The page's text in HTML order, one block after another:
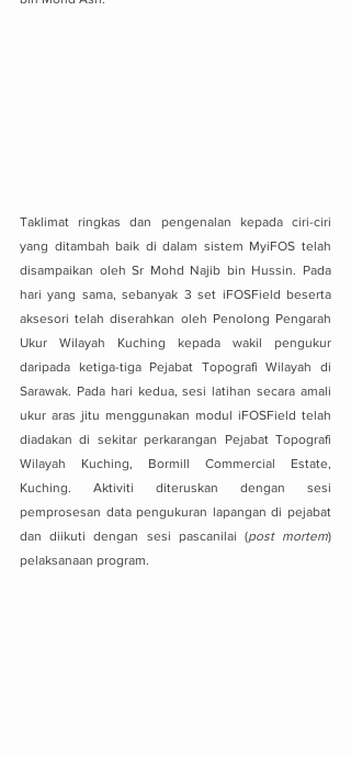
Taklimat ringkas dan pengenalan kepada ciri-ciri
yang ditambah baik di dalam sistem MyiFOS telah
disampaikan oleh Sr Mohd Najib bin Hussin. Pada
hari yang sama, sebanyak 3 set iFOSField beserta
aksesori telah diserahkan oleh Penolong Pengarah
Ukur Wilayah Kuching kepada wakil pengukur
daripada ketiga-tiga Pejabat Topografi Wilayah di
Sarawak. Pada hari kedua, sesi latihan secara amali
ukur aras jitu menggunakan modul iFOSField telah
diadakan di sekitar perkarangan Pejabat Topografi
Wilayah Kuching, Bormill Commercial Estate,
Kuching. Aktiviti diteruskan dengan sesi
pemprosesan data pengukuran lapangan di pejabat
dan diikuti dengan sesi pascanilai (post mortem)
pelaksanaan program.